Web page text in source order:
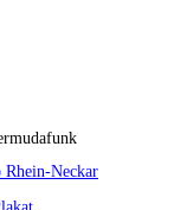
Rhein-Neckar